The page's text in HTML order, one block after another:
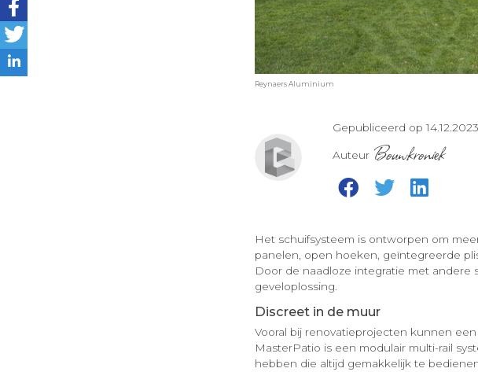
Reynaers Aluminium
Gepubliceerd op 14.12.2023
Auteur Bouwkroniek
Het schuifsysteem is ontworpen om
panelen, open hoeken, geïntegreerde
Door de naadloze integratie met andere
geveloplossing.
Discreet in de muur
Vooral bij renovatieprojecten kunnen
MasterPatio is een modulair multi-rail
hebben die altijd gemakkelijk te